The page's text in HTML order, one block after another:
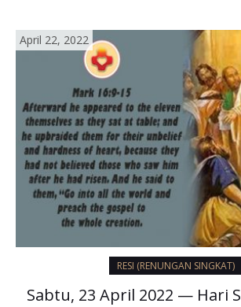
April 22, 2022
RESI (RENUNGAN SINGKAT)
Sabtu, 23 April 2022 — Hari